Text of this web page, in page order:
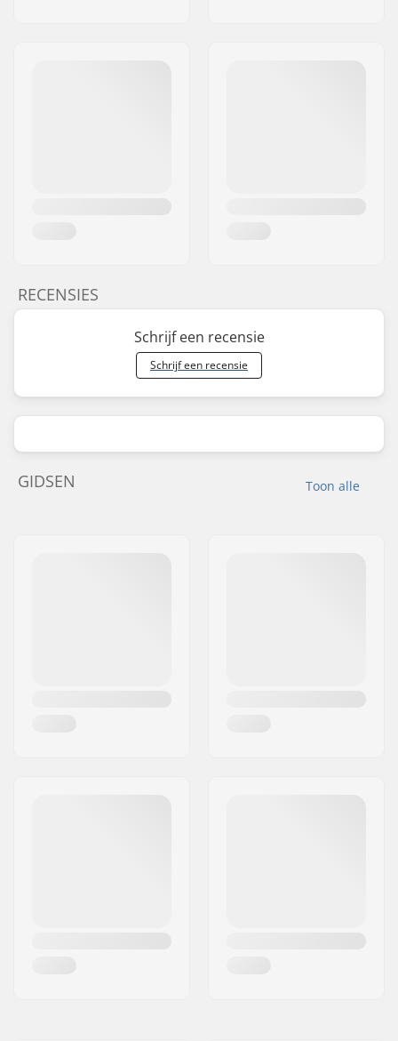
RECENSIES
Schrijf een recensie
Schrijf een recensie
Toon alle
GIDSEN